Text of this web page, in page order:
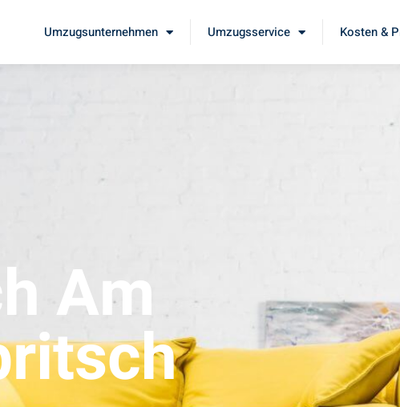
Umzugsunternehmen Umzugsservice Kosten &
Am